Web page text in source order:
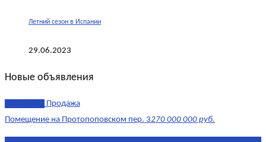
Летний сезон в Испании
29.06.2023
Новые объявления
Продажа
Помещение на Протопоповском пер. 3270 000 000 руб.